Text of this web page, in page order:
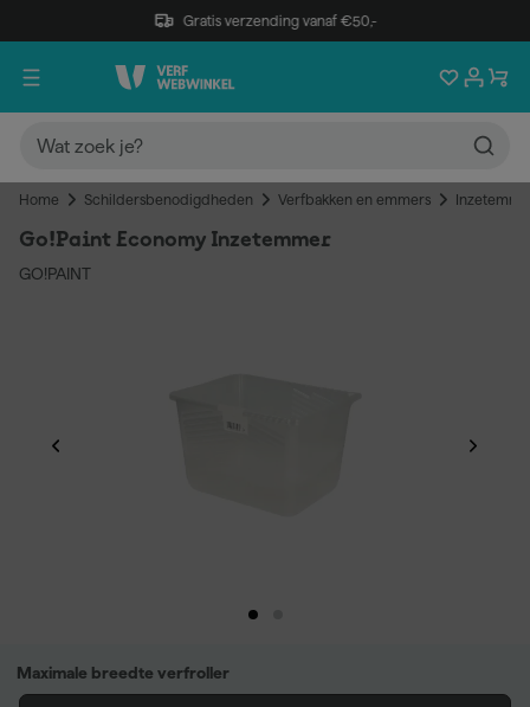
Gratis verzending vanaf €50,-
Home Schildersbenodigdheden Verfbakken en emmers
Go!Paint Economy Inzetemmer
GO!PAINT
Maximale breedte verfroller